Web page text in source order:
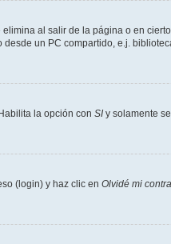
al salir de la página o en
un PC compartido, e.j.
la opción con SI y solamente
(login) y haz clic en Olvidé mi